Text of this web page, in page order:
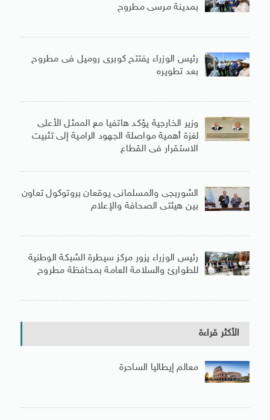
بمدينة مرسى مطروح
رئيس الوزراء يفتتح كوبرى روميل فى مطروح
بعد تطويره
وزير الخارجية يؤكد هاتفيا مع الممثل الأعلى
لغزة أهمية مواصلة الجهود الرامية إلى تثبيت
الاستقرار فى القطاع
الشوربجى والمسلمانى يوقعان بروتوكول تعاون
بين هيئتى الصحافة والإعلام
رئيس الوزراء يزور مركز سيطرة الشبكة الوطنية
للطوارئ والسلامة العامة بمحافظة مطروح
الأكثر قراءة
معالم إيطاليا الساحرة